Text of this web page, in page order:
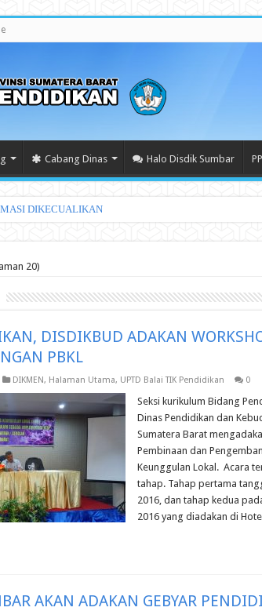
Cabang Dinas Halo Disdik Sumbar
20)
DISDIKBUD ADAKAN
PBKL
DIKMEN, Halaman Utama, UPTD Balai TIK Pendidikan 0
Seksi kurikulum Bidang
Dinas Pendidikan dan
Sumatera Barat
Pembinaan dan
Keunggulan Lokal. Acara
tahap. Tahap pertama
2016, dan tahap kedua
2016 yang diadakan di
AKAN ADAKAN GEBYAR